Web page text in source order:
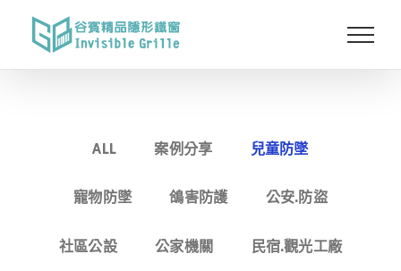
ALL 案例分享 兒童防墜
寵物防墜 鴿害防護 公安.防盜
社區公設 公家機關 民宿.觀光工廠